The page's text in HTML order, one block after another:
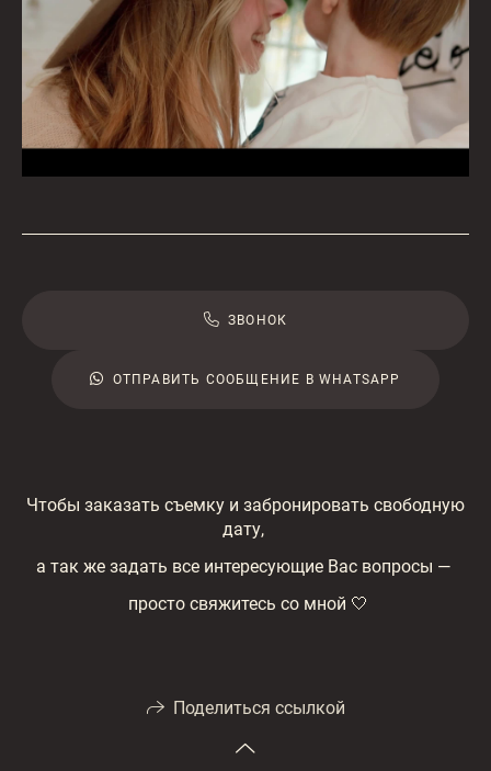
ЗВОНОК
ОТПРАВИТЬ СООБЩЕНИЕ В WHATSAPP
Чтобы заказать съемку и забронировать свободную
дату,
а так же задать все интересующие Вас вопросы —
просто свяжитесь со мной 🤍
Поделиться ссылкой